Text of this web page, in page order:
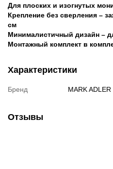
Для плоских и изогнутых
Крепление без сверления –
см
Минималистичный дизайн –
Монтажный комплект в
Характеристики
Бренд MARK ADLER
Отзывы